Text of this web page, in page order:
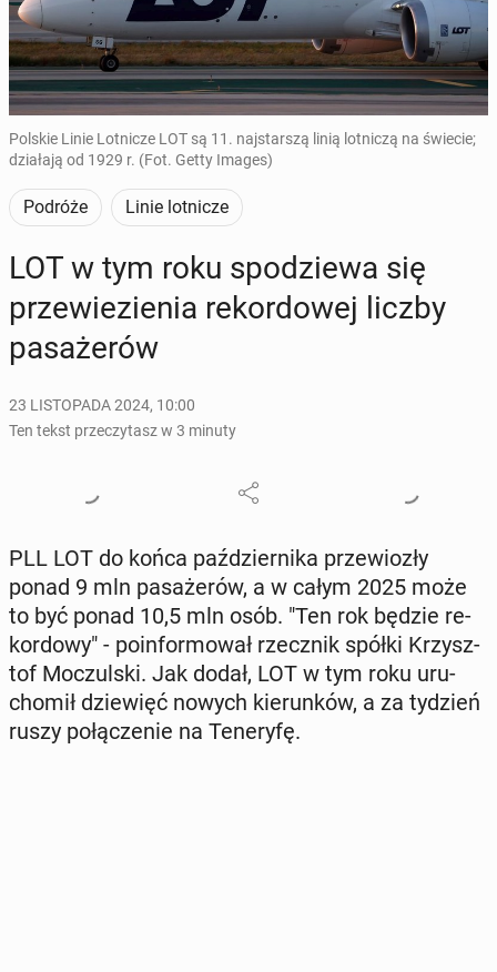
Polskie Linie Lotnicze LOT są 11. najstarszą linią lotniczą na świecie;
działają od 1929 r. (Fot. Getty Images)
Podróże Linie lotnicze
LOT w tym roku spo­dzie­wa się
prze­wie­zie­nia re­kor­do­wej liczby
pa­sa­że­rów
23 LISTOPADA 2024, 10:00
Ten tekst przeczytasz w 3 minuty
PLL LOT do końca paź­dzier­ni­ka prze­wio­zły
ponad 9 mln pa­sa­że­rów, a w całym 2025 może
to być ponad 10,5 mln osób. "Ten rok będzie re­
kor­do­wy" - po­in­for­mo­wał rzecz­nik spółki Krzysz­
tof Mo­czul­ski. Jak dodał, LOT w tym roku uru­
cho­mił dzie­więć nowych kie­run­ków, a za tydzień
ruszy po­łą­cze­nie na Te­ne­ry­fę.